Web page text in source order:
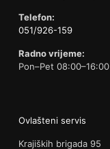
Telefon:
051/926-159
Radno vrijeme:
Pon–Pet 08:00–16:00
Ovlašteni servis
Krajiških brigada 95